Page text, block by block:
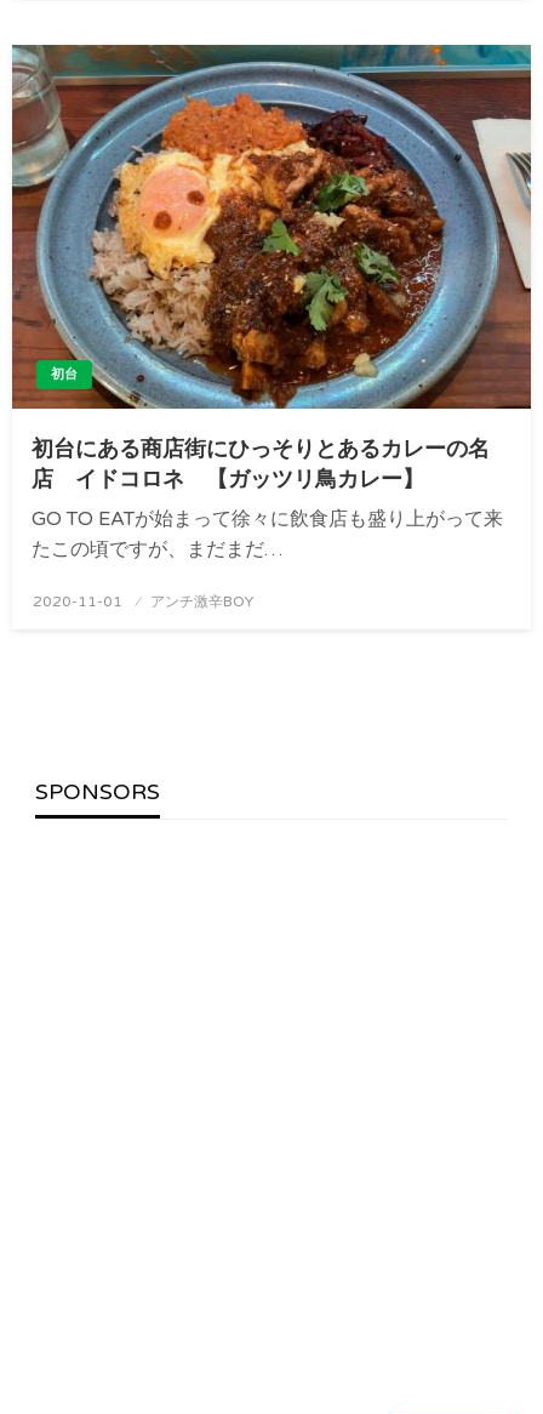
初台
初台にある商店街にひっそりとあるカレーの名
店 イドコロネ 【ガッツリ鳥カレー】
GO TO EATが始まって徐々に飲食店も盛り上がって来
たこの頃ですが、まだまだ…
投
2020-11-01 アンチ激辛BOY
SPONSORS